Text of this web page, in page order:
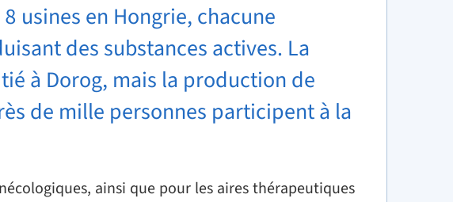
usines en Hongrie, chacune
des substances actives. La
à Dorog, mais la production de
de mille personnes participent à la
ainsi que pour les aires thérapeutiques